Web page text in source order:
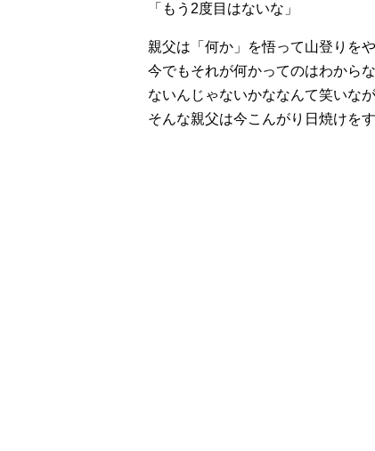
「もう2度目はないな」
親父は「何か」を悟って山登りをや
今でもそれが何かってのはわから
ないんじゃないかななんて笑いなが
そんな親父は今こんがり日焼けを